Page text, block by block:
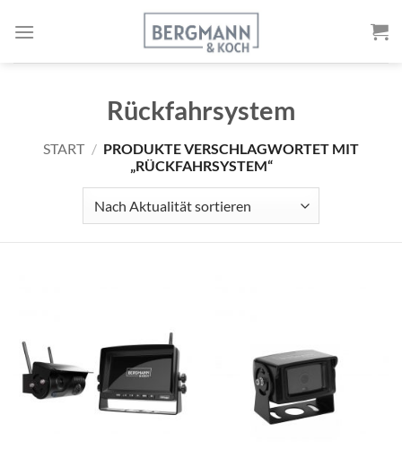
Inhalt
Rückfahrsystem
START / PRODUKTE VERSCHLAGWORTET MIT
„RÜCKFAHRSYSTEM“